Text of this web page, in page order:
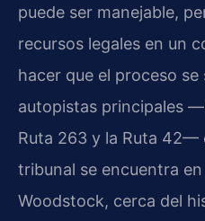
puede ser manejable,
recursos legales en un
hacer que el proceso
autopistas principales
Ruta 263 y la Ruta 42—
tribunal se encuentra
Woodstock, cerca del